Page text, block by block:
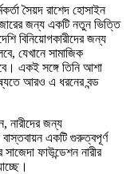
সৈয়দ রাশেদ হোসাইন
জন্য একটি নতুন ভিত্তি
বিনিয়োগকারীদের জন্য
যেখানে সামাজিক
একই সঙ্গে তিনি আশা
আরও এ ধরনের বন্ড
নারীদের জন্য
একটি গুরুত্বপূর্ণ
ফাউন্ডেশন নারীর